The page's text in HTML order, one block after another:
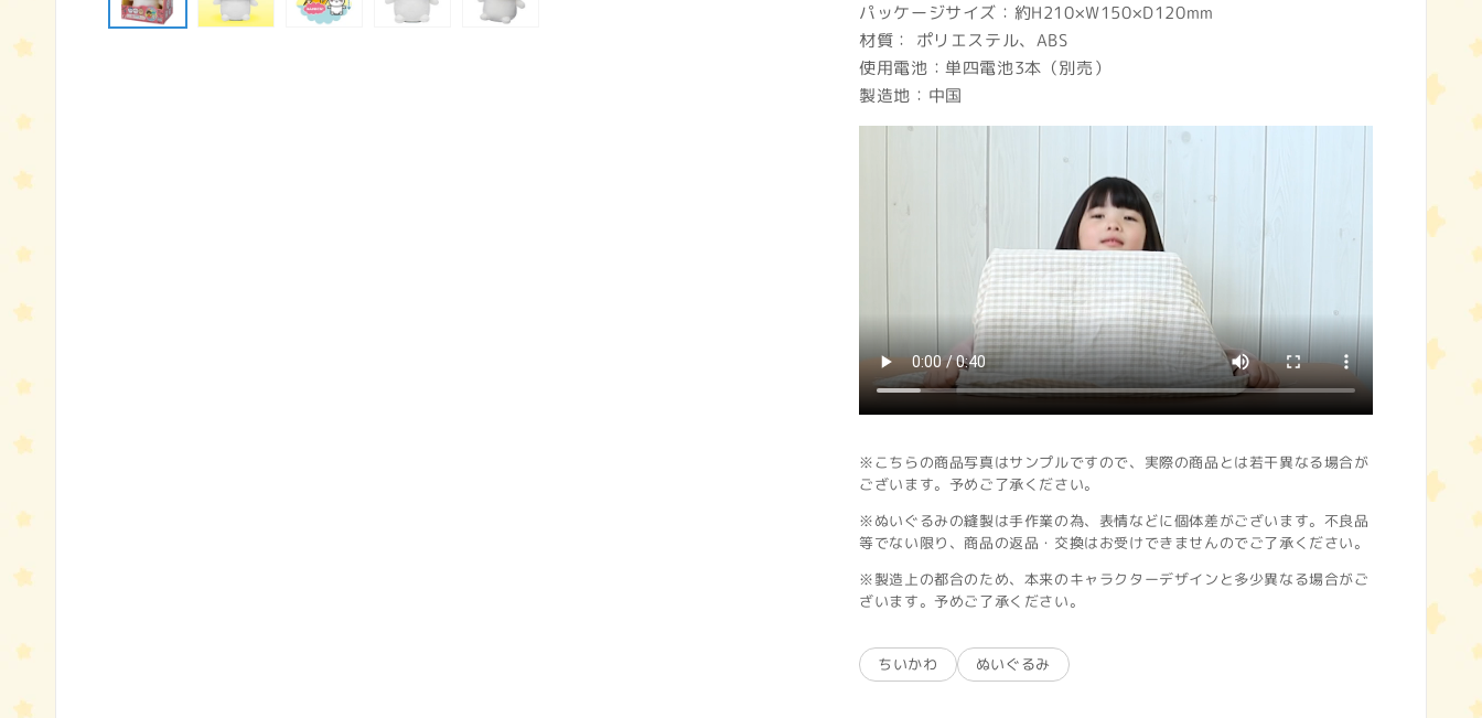
パッケージサイズ：約H210×W150×D120mm
材質： ポリエステル、ABS
使用電池：単四電池3本（別売）
製造地：中国
※こちらの商品写真はサンプルですので、実際の商品とは若干異なる場合が
ございます。予めご了承ください。
※ぬいぐるみの縫製は手作業の為、表情などに個体差がございます。不良品
等でない限り、商品の返品・交換はお受けできませんのでご了承ください。
※製造上の都合のため、本来のキャラクターデザインと多少異なる場合がご
ざいます。予めご了承ください。
ちいかわ ぬいぐるみ